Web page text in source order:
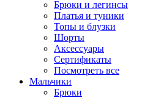
Брюки и легинсы
Платья и туники
Топы и блузки
Шорты
Аксессуары
Сертификаты
Посмотреть все
Мальчики
Брюки